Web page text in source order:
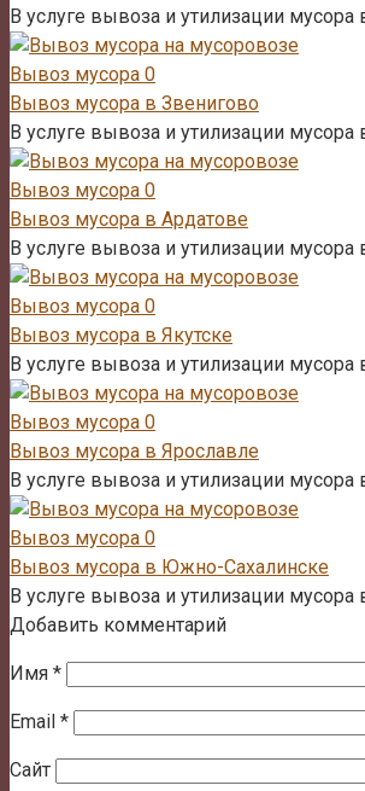
В услуге вывоза и утилизации
Вывоз мусора 0
Вывоз мусора в Звенигово
В услуге вывоза и утилизации
Вывоз мусора 0
Вывоз мусора в Ардатове
В услуге вывоза и утилизации
Вывоз мусора 0
Вывоз мусора в Якутске
В услуге вывоза и утилизации
Вывоз мусора 0
Вывоз мусора в Ярославле
В услуге вывоза и утилизации
Вывоз мусора 0
Вывоз мусора в Южно-Сахалинске
В услуге вывоза и утилизации
Добавить комментарий
Имя *
Email *
Сайт